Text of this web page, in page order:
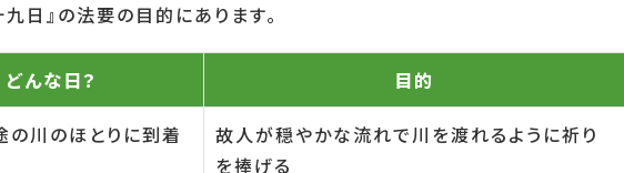
日』の法要の目的にあります。
どんな日？ 目的
の川のほとりに到着
故人が穏やかな流れで川を渡れるように祈り
を捧げる